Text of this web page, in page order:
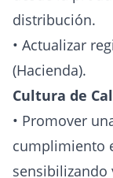
distribución.
• Actualizar
(Hacienda).
Cultura de
• Promover
cumplimiento
sensibilizando